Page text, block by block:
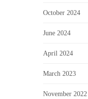
October 2024
June 2024
April 2024
March 2023
November 2022